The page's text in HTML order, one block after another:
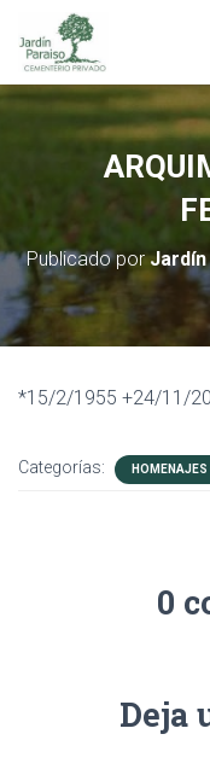
Publicado por
*15/2/1955 +24/11/
Categorías: HOMENAJES
0
Deja